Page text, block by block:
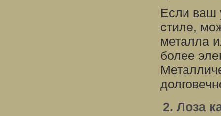
Если ваш
стиле,
металла
более
2. Лоза